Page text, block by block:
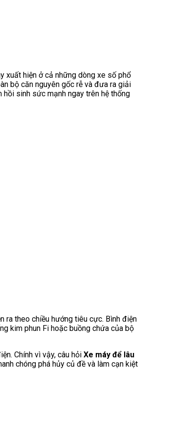
xuất hiện ở cả những dòng xe số phổ
bộ căn nguyên gốc rễ và đưa ra giải
sinh sức mạnh ngay trên hệ thống
ra theo chiều hướng tiêu cực. Bình điện
kim phun Fi hoặc buồng chứa của bộ
Chính vì vậy, câu hỏi Xe máy để lâu
chóng phá hủy củ đề và làm cạn kiệt